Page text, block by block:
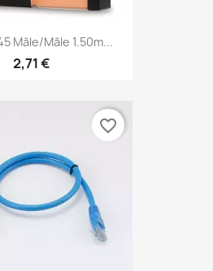
Mâle/mâle 1.50m...
2,71 €
favorite_border